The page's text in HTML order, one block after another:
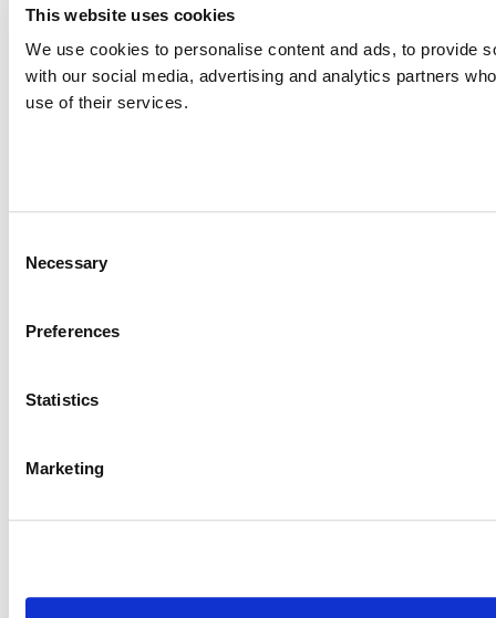
This website uses cookies
We use cookies to personalise content and ads, to provide
with our social media, advertising and analytics partners
use of their services.
Selection
Necessary
Preferences
Statistics
Marketing